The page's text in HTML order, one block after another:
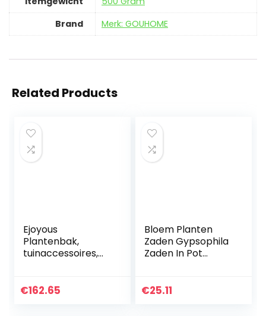
Brand
Merk: GOUHOME
Related Products
Ejoyous
Plantenbak,
tuinaccessoires,
€162.65
Bloem Planten
Zaden Gypsophila
Zaden In Pot
Wit, Grootte :
€25.11